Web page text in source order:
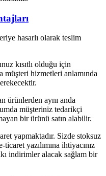
hasarlı olarak teslim
kısıtlı olduğu için
hizmetleri anlamında
ürünlerden aynı anda
müşteriniz tedarikçi
bir ürünü satın alabilir.
yapmaktadır. Sizde stoksuz
yazılımına ihtiyacınız
indirimler alacak sağlam bir